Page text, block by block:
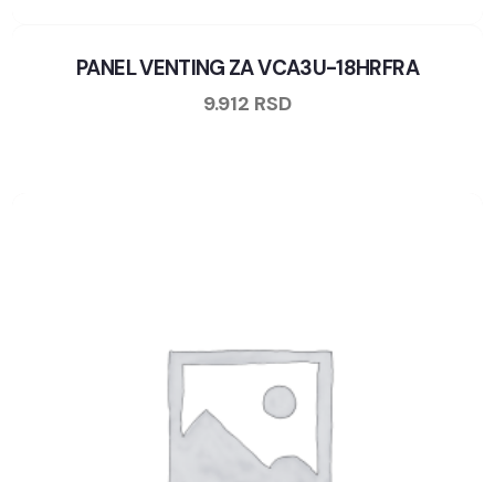
PANEL VENTING ZA VCA3U-18HRFRA
9.912 RSD